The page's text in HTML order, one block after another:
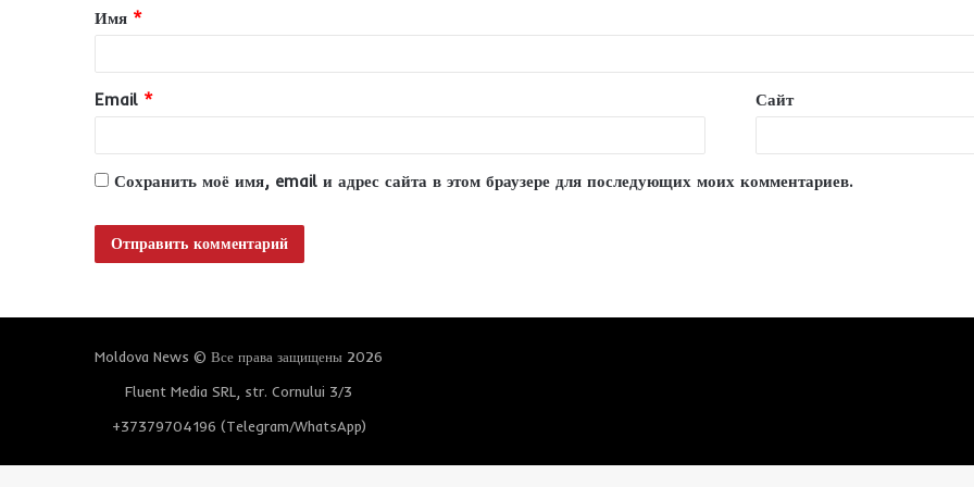
а
и
й
*
Имя *
Email * Сайт
Сохранить моё имя, email и адрес сайта в этом браузере для последующих моих комментариев.
Moldova News © Все права защищены 2026
Fluent Media SRL, str. Cornului 3/3
+37379704196 (Telegram/WhatsApp)